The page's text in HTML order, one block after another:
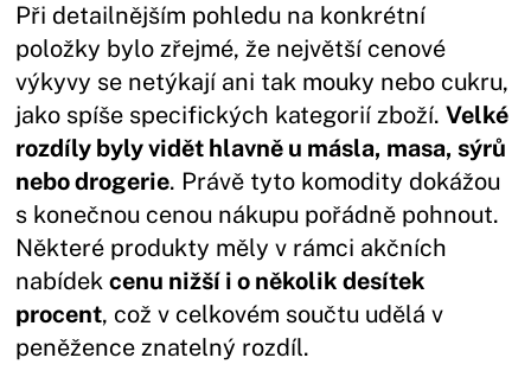
Při detailnějším pohledu na konkrétní
položky bylo zřejmé, že největší cenové
výkyvy se netýkají ani tak mouky nebo cukru,
jako spíše specifických kategorií zboží.Velké
rozdíly byly vidět hlavně u másla, masa, sýrů
nebo drogerie. Právě tyto komodity dokážou
s konečnou cenou nákupu pořádně pohnout.
Některé produkty měly v rámci akčních
nabídekcenu nižší i o několik desítek
procent, což v celkovém součtu udělá v
peněžence znatelný rozdíl.